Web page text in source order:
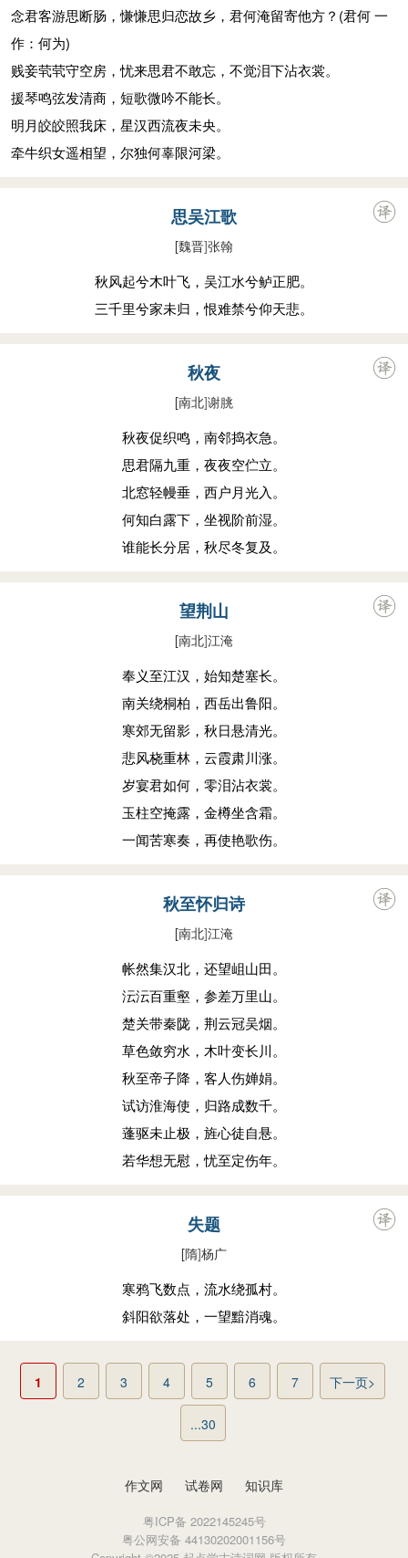
念君客游思断肠，慊慊思归恋故乡，君何淹留寄他方？(君何 一
作：何为)
贱妾茕茕守空房，忧来思君不敢忘，不觉泪下沾衣裳。
援琴鸣弦发清商，短歌微吟不能长。
明月皎皎照我床，星汉西流夜未央。
牵牛织女遥相望，尔独何辜限河梁。
思吴江歌
[魏晋]张翰
秋风起兮木叶飞，吴江水兮鲈正肥。
三千里兮家未归，恨难禁兮仰天悲。
秋夜
[南北]谢朓
秋夜促织鸣，南邻捣衣急。
思君隔九重，夜夜空伫立。
北窓轻幔垂，西户月光入。
何知白露下，坐视阶前湿。
谁能长分居，秋尽冬复及。
望荆山
[南北]江淹
奉义至江汉，始知楚塞长。
南关绕桐柏，西岳出鲁阳。
寒郊无留影，秋日悬清光。
悲风桡重林，云霞肃川涨。
岁宴君如何，零泪沾衣裳。
玉柱空掩露，金樽坐含霜。
一闻苦寒奏，再使艳歌伤。
秋至怀归诗
[南北]江淹
帐然集汉北，还望岨山田。
沄沄百重壑，参差万里山。
楚关带秦陇，荆云冠吴烟。
草色敛穷水，木叶变长川。
秋至帝子降，客人伤婵娟。
试访淮海使，归路成数千。
蓬驱未止极，旌心徒自悬。
若华想无慰，忧至定伤年。
失题
[隋]杨广
寒鸦飞数点，流水绕孤村。
斜阳欲落处，一望黯消魂。
1 2 3 4 5 6 7 下一页>
...30
作文网 试卷网 知识库
粤ICP备 2022145245号
粤公网安备 44130202001156号